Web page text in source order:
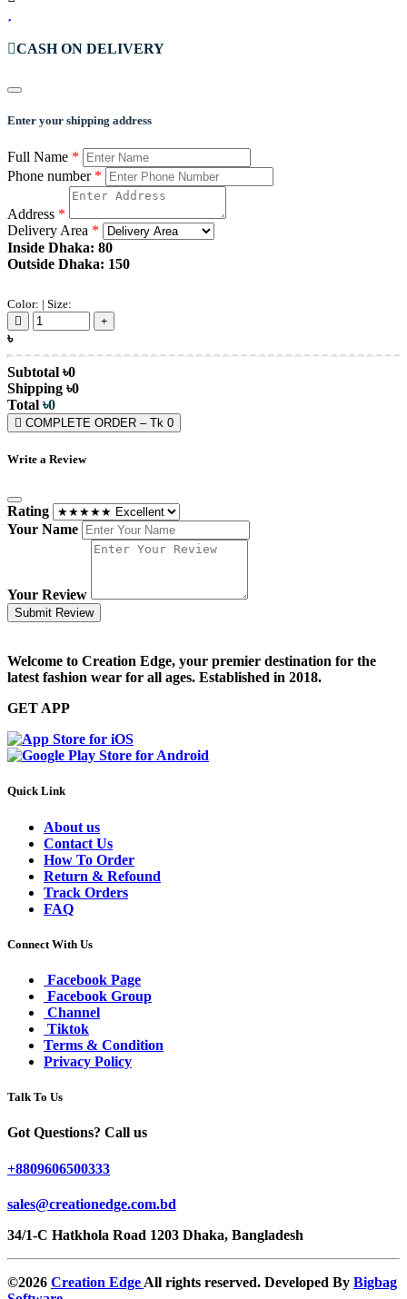
CASH ON DELIVERY
Enter your shipping address
Full Name *
Phone number *
Address *
Delivery Area *
Inside Dhaka: 80
Outside Dhaka: 150
Color: | Size:
৳
Subtotal ৳0
Shipping ৳0
Total ৳0
COMPLETE ORDER – Tk 0
Write a Review
Rating
Your Name
Your Review
Submit Review
Welcome to Creation Edge, your premier destination for the
latest fashion wear for all ages. Established in 2018.
GET APP
Quick Link
About us
Contact Us
How To Order
Return & Refound
Track Orders
FAQ
Connect With Us
Facebook Page
Facebook Group
Channel
Tiktok
Terms & Condition
Privacy Policy
Talk To Us
Got Questions? Call us
+8809606500333
sales@creationedge.com.bd
34/1-C Hatkhola Road 1203 Dhaka, Bangladesh
©2026 Creation Edge All rights reserved. Developed By Bigbag